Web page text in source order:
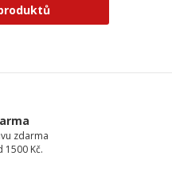
zdarma
1500 Kč.